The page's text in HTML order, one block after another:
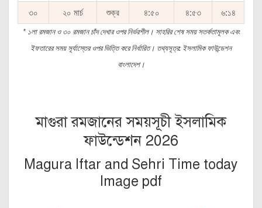
৩০ ২০ মার্চ শুক্র ৪:৫০ ৪:৫৩ ৬:১৪
* ১লা রমজান ও ৩০ রমজান চাঁদ দেখার ওপর নির্ভরশীল। সাহরির শেষ সময় সতর্কতামূলক এবং
ইফতারের সময় সূর্যাস্তের ওপর ভিত্তি করে নির্ধারিত। তথ্যসূত্র: ইসলামিক ফাউন্ডেশন
বাংলাদেশ।
মাগুরা রমজানের সময়সূচী ইসলামিক
ফাউন্ডেশন 2026
Magura Iftar and Sehri Time today
Image pdf